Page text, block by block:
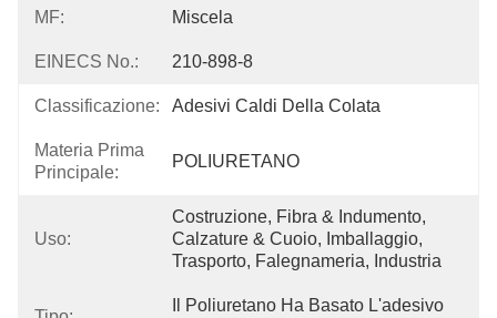
MF: Miscela
EINECS No.: 210-898-8
Classificazione: Adesivi Caldi Della Colata
Materia Prima
Principale:
POLIURETANO
Uso:
Costruzione, Fibra & Indumento,
Calzature & Cuoio, Imballaggio,
Trasporto, Falegnameria, Industria
Il Poliuretano Ha Basato L'adesivo